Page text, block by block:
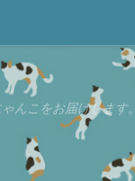
んこをお届けします。